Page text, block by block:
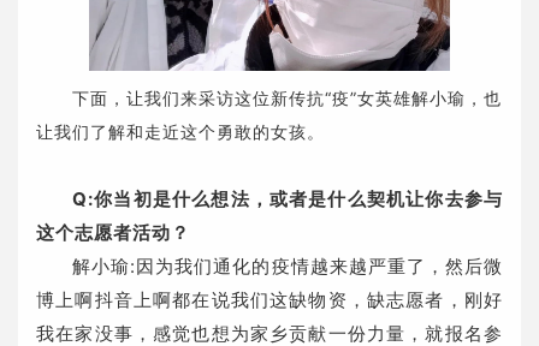
下面，让我们来采访这位新传抗“疫”女英雄解小瑜，也
让我们了解和走近这个勇敢的女孩。
Q:你当初是什么想法，或者是什么契机让你去参与
这个志愿者活动？
解小瑜:因为我们通化的疫情越来越严重了，然后微
博上啊抖音上啊都在说我们这缺物资，缺志愿者，刚好
我在家没事，感觉也想为家乡贡献一份力量，就报名参